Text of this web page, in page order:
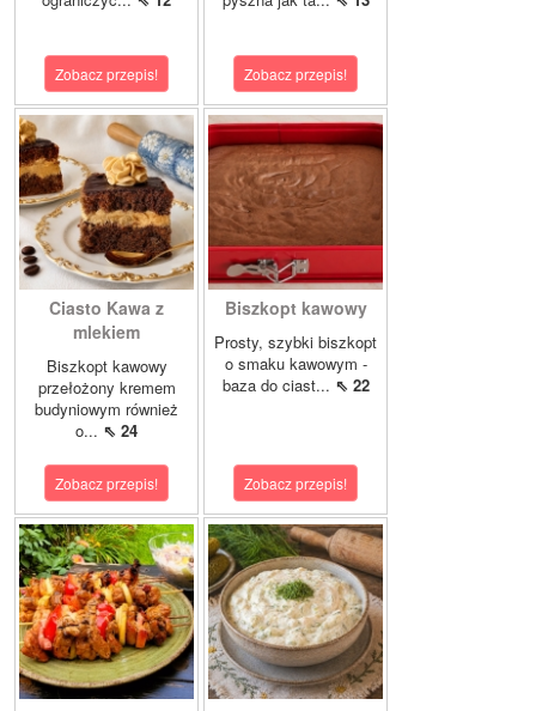
Zobacz przepis! Zobacz przepis!
Ciasto Kawa z
mlekiem
Biszkopt kawowy
przełożony kremem
budyniowym również
o... ⇖ 24
Zobacz przepis!
Biszkopt kawowy
Prosty, szybki biszkopt
o smaku kawowym -
baza do ciast... ⇖ 22
Zobacz przepis!